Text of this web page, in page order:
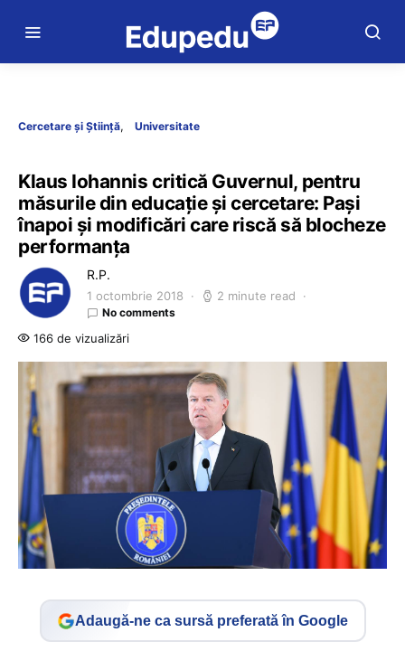
Cercetare și Știință Universitate
Klaus Iohannis critică Guvernul, pentru
măsurile din educație și cercetare: Pași
înapoi și modificări care riscă să blocheze
performanța
R.P.
1 octombrie 2018 2 minute read
No comments
166 de vizualizări
Adaugă-ne ca sursă preferată în Google